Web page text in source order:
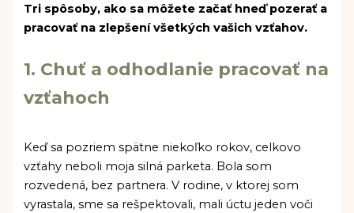
Tri spôsoby, ako sa môžete začať hneď pozerať a
pracovať na zlepšení všetkých vašich vzťahov.
1. Chuť a odhodlanie pracovať na
vzťahoch
Keď sa pozriem spätne niekoľko rokov, celkovo
vzťahy neboli moja silná parketa. Bola som
rozvedená, bez partnera. V rodine, v ktorej som
vyrastala, sme sa rešpektovali, mali úctu jeden voči